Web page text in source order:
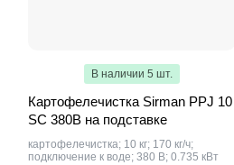
В наличии 5 шт.
Картофелечистка Sirman PPJ 10
SC 380В на подставке
картофелечистка; 10 кг; 170 кг/ч;
подключение к воде; 380 В; 0.735 кВт